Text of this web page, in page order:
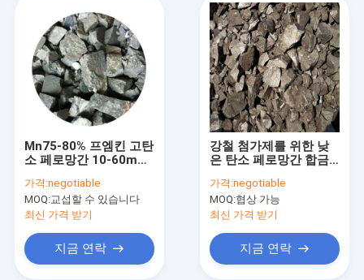
Mn75-80% 프엠킨 고탄
소 페로망간 10-60mm
가격:negotiable
MOQ:교섭할 수 있습니다
최신 가격 받기
지금 연락
강철 첨가제를 위한 낮
은 탄소 페로망간 합금
가격:negotiable
MOQ:협상 가능
최신 가격 받기
지금 연락